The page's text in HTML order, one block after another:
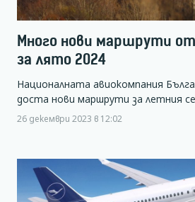
Много нови маршрути
за лято 2024
Националната авиокомпания
доста нови маршрути за летния
26 декември 2023 в 12:02